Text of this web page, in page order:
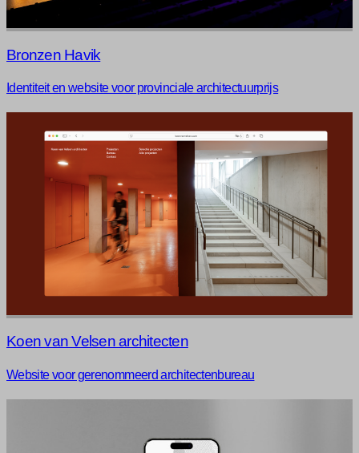
Bronzen Havik
Identiteit en website voor provinciale architectuurprijs
Koen van Velsen architecten
Website voor gerenommeerd architectenbureau